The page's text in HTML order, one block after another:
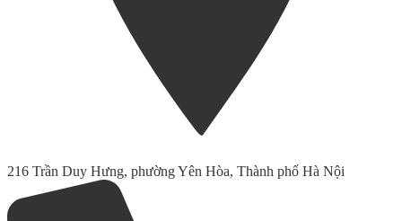
216 Trần Duy Hưng, phường Yên Hòa, Thành phố Hà Nội